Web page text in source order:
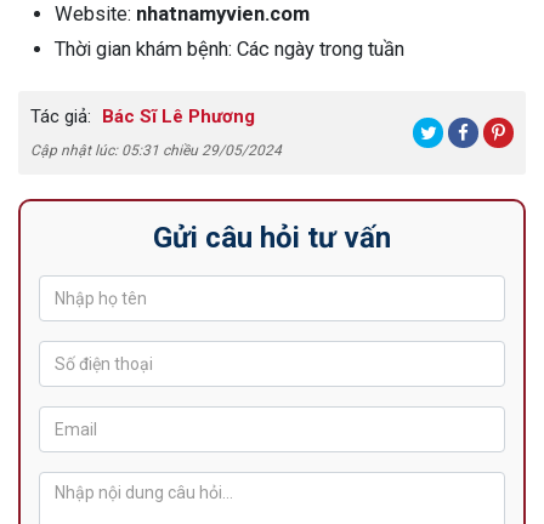
Website: nhatnamyvien.com
Thời gian khám bệnh: Các ngày trong tuần
Tác giả: Bác Sĩ Lê Phương
Cập nhật lúc: 05:31 chiều 29/05/2024
Gửi câu hỏi tư vấn